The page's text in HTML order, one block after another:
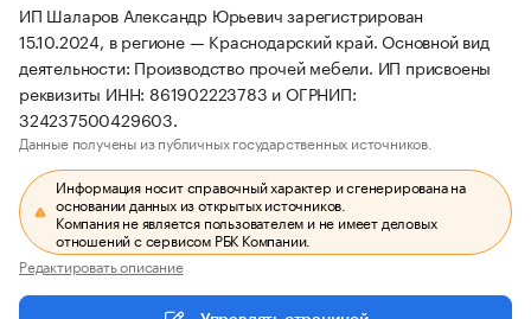
ИП Шаларов Александр Юрьевич зарегистрирован
15.10.2024, в регионе — Краснодарский край. Основной вид
деятельности: Производство прочей мебели. ИП присвоены
реквизиты ИНН: 861902223783 и ОГРНИП:
324237500429603.
Данные получены из публичных государственных источников.
Информация носит справочный характер и сгенерирована на
основании данных из открытых источников.
Компания не является пользователем и не имеет деловых
отношений с сервисом РБК Компании.
Редактировать описание